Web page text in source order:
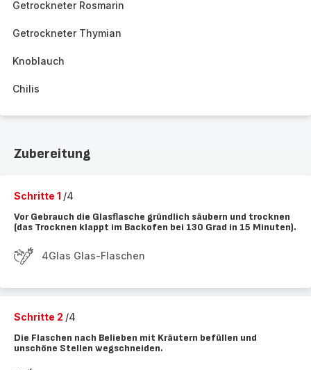
Getrockneter Rosmarin
Getrockneter Thymian
Knoblauch
Chilis
Zubereitung
Schritte 1 /4
Vor Gebrauch die Glasflasche gründlich säubern und trocknen
(das Trocknen klappt im Backofen bei 130 Grad in 15 Minuten).
4Glas Glas-Flaschen
Schritte 2 /4
Die Flaschen nach Belieben mit Kräutern befüllen und
unschöne Stellen wegschneiden.